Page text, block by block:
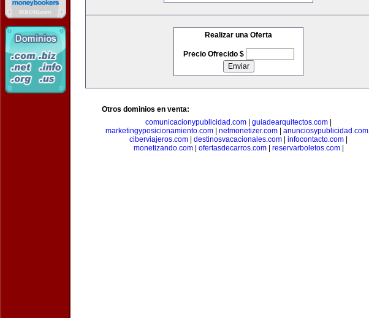
Realizar una Oferta
Precio Ofrecido $
Otros dominios en venta:
comunicacionypublicidad.com
guiadearquitectos.com
marketingyposicionamiento.com| netmonetizer.com| anunciosypublicidad.com|
ciberviajeros.com
destinosvacacionales.com infocontacto.com
monetizando.com| ofertasdecarros.com| reservarboletos.com|